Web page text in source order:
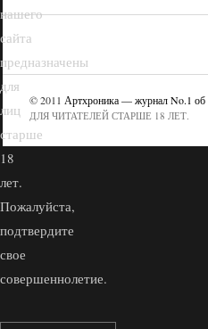
© 2011 Артхроника — журнал No.1 об
ДЛЯ ЧИТАТЕЛЕЙ СТАРШЕ 18 ЛЕТ.
нашего
сайта
предназначены
для
лиц
старше
18
лет.
Пожалуйста,
подтвердите
свое
совершеннолетие.